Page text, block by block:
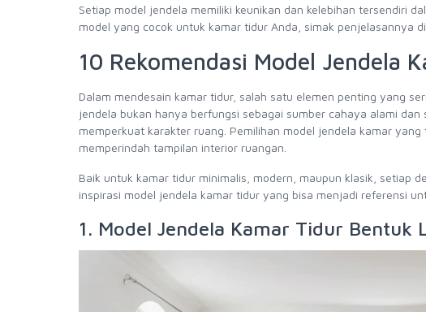
Setiap model jendela memiliki keunikan dan kelebihan tersendiri
model yang cocok untuk kamar tidur Anda, simak penjelasannya
10 Rekomendasi Model Jendela
Dalam mendesain kamar tidur, salah satu elemen penting yang
jendela bukan hanya berfungsi sebagai sumber cahaya alami
memperkuat karakter ruang. Pemilihan model jendela kamar
memperindah tampilan interior ruangan.
Baik untuk kamar tidur minimalis, modern, maupun klasik, setiap
inspirasi model jendela kamar tidur yang bisa menjadi referensi
1. Model Jendela Kamar Tidur Bentuk